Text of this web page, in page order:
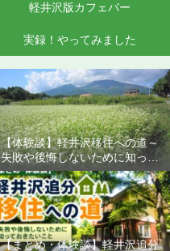
軽井沢版カフェバー
実録！やってみました
【体験談】軽井沢移住への道～
失敗や後悔しないために知って
おきたいこと
【まとめ・体験談】軽井沢追分